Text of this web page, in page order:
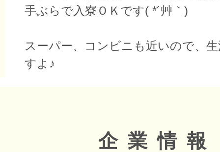
手ぶらで入寮ＯＫです( *´艸｀)
スーパー、コンビニも近いので、
すよ♪
企業情報